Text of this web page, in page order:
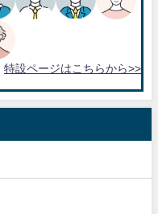
特設ページはこちらから>>